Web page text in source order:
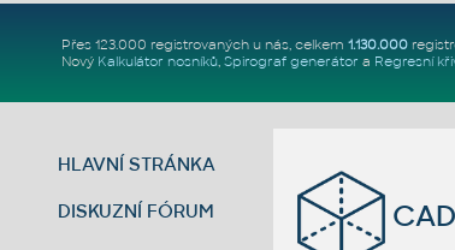
Přes 123.000 registrovaných u nás, celkem 1.130.000
Nový Kalkulátor nosníků, Spirograf generátor a Regresní
HLAVNÍ STRÁNKA
DISKUZNÍ FÓRUM